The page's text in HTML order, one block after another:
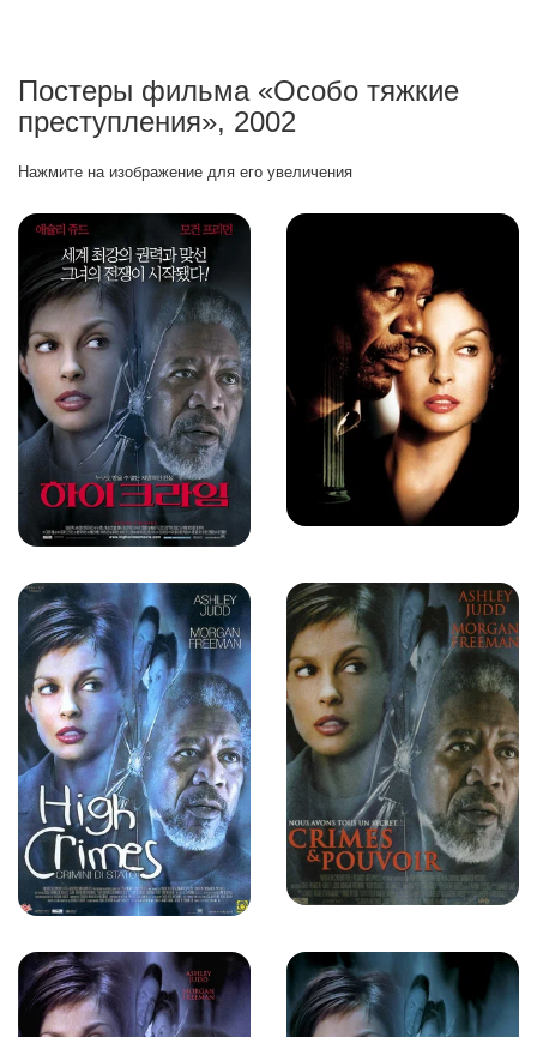
Постеры фильма «Особо тяжкие
преступления», 2002
Нажмите на изображение для его увеличения